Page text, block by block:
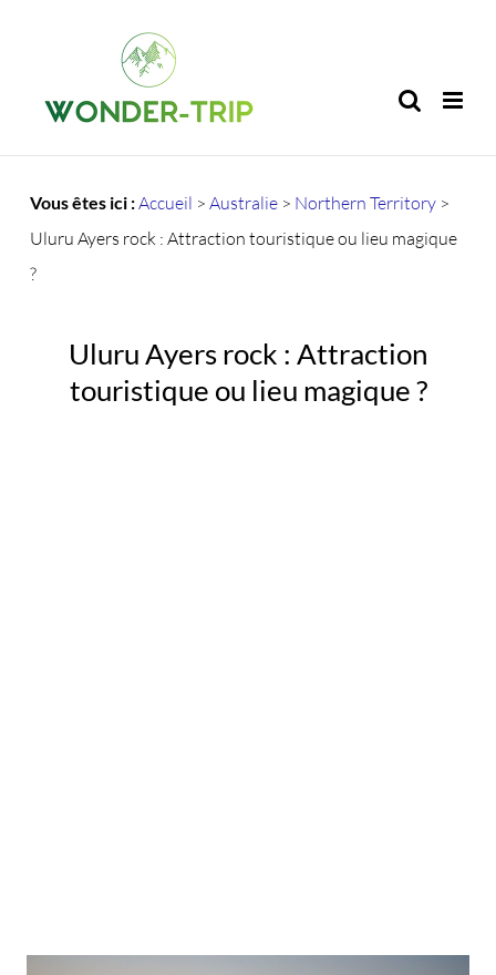
Vous êtes ici :Accueil > Australie> Northern Territory>
Uluru Ayers rock : Attraction touristique ou lieu magique
?
Uluru Ayers rock : Attraction
touristique ou lieu magique ?